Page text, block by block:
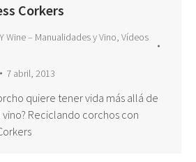
Corkers
Wine – Manualidades y Vino, Vídeos
7 abril, 2013
quiere tener vida más allá de
Reciclando corchos con